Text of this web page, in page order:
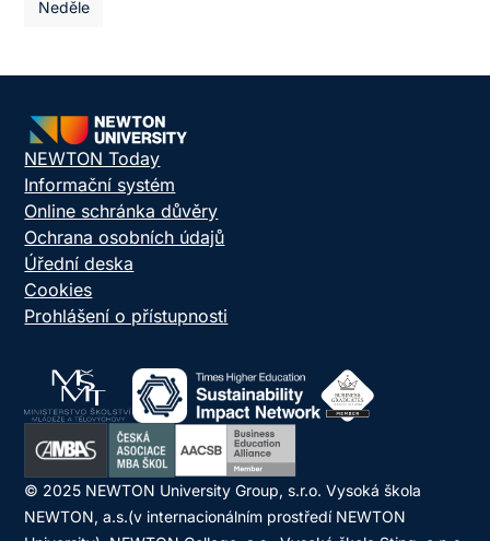
Neděle
NEWTON Today
Informační systém
Online schránka důvěry
Ochrana osobních údajů
Úřední deska
Cookies
Prohlášení o přístupnosti
© 2025 NEWTON University Group, s.r.o. Vysoká škola
NEWTON, a.s.(v internacionálním prostředí NEWTON